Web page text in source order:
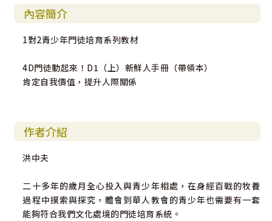
內容簡介
1對2青少年門徒培育系列教材
4D門徒動起來！D1（上）新鮮人手冊（帶領本）
肯定自我價值，提升人際關係
作者介紹
洪中夫
二十多年的歲月全心投入與青少年相處，在身經百戰的牧養
過程中摸索與探究，體會到華人教會的青少年也需要有一套
能夠符合我們文化處境的門徒培育系統。